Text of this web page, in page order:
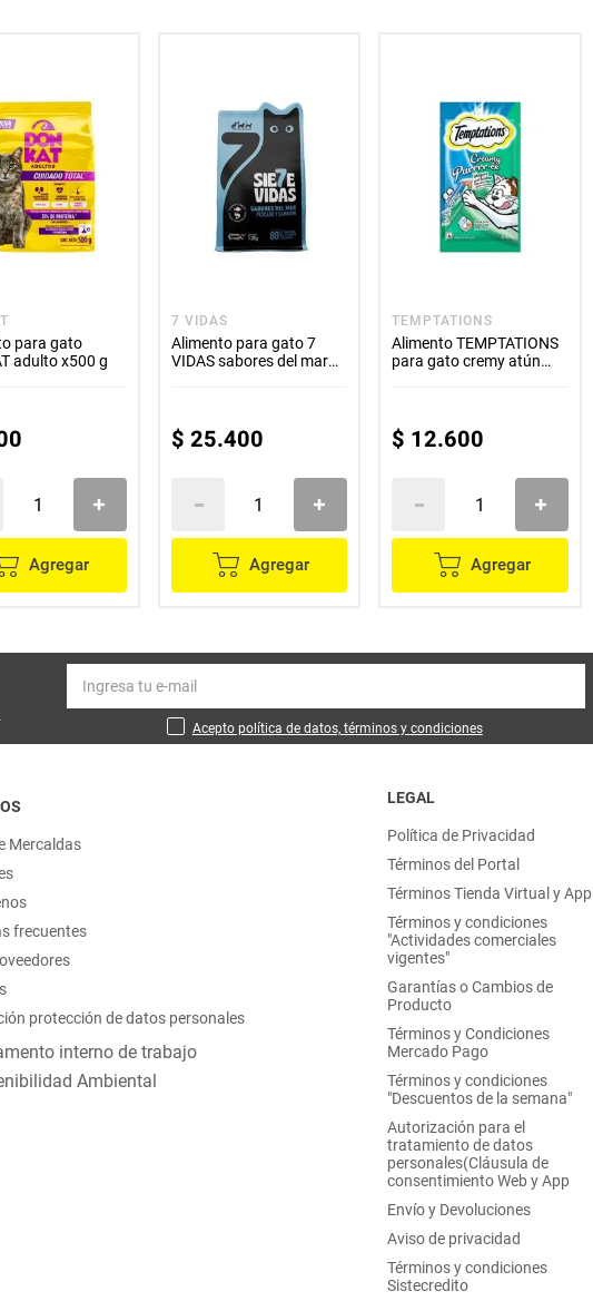
para gato
adulto x500 g
Agregar
7 VIDAS
Alimento para gato 7
VIDAS sabores del mar
$ 25.400
Agregar
TEMPTATIONS
Alimento TEMPTATIONS
para gato cremy atún
$ 12.600
Agregar
Acepto política de datos, términos y condiciones
Mercaldas
frecuentes
protección de datos personales
interno de trabajo
Ambiental
LEGAL
Política de Privacidad
Términos del Portal
Términos Tienda Virtual y App
Términos y condiciones
"Actividades comerciales
vigentes"
Garantías o Cambios de
Producto
Términos y Condiciones
Mercado Pago
Términos y condiciones
"Descuentos de la semana"
Autorización para el
tratamiento de datos
personales(Cláusula de
consentimiento Web y App
Envío y Devoluciones
Aviso de privacidad
Términos y condiciones
Sistecredito